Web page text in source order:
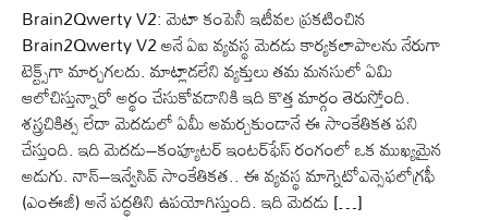
Brain2Qwerty V2: మెటా కంపెనీ ఇటీవల ప్రకటించిన
Brain2Qwerty V2 అనే ఏఐ వ్యవస్థ మెదడు కార్యకలాపాలను నేరుగా
టెక్ట్స్‌గా మార్చగలదు. మాట్లాడలేని వ్యక్తులు తమ మనసులో ఏమి
ఆలోచిస్తున్నారో అర్థం చేసుకోవడానికి ఇది కొత్త మార్గం తెరుస్తోంది.
శస్త్రచికిత్స లేదా మెదడులో ఏమీ అమర్చకుండానే ఈ సాంకేతికత పని
చేస్తుంది. ఇది మెదడు–కంప్యూటర్‌ ఇంటర్‌ఫేస్‌ రంగంలో ఒక ముఖ్యమైన
అడుగు. నాన్‌–ఇన్వేసివ్‌ సాంకేతికత.. ఈ వ్యవస్థ మాగ్నెటోఎన్సెఫలోగ్రఫీ
(ఎంఈజీ) అనే పద్ధతిని ఉపయోగిస్తుంది. ఇది మెదడు […]